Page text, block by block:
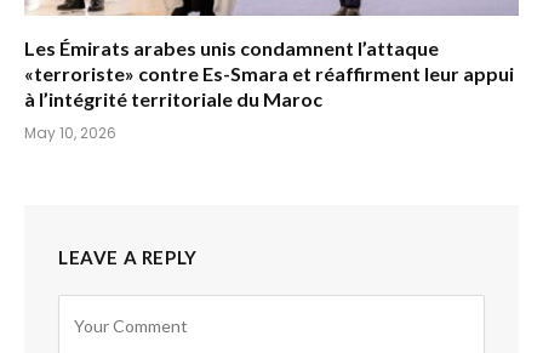
Les Émirats arabes unis condamnent l’attaque
«terroriste» contre Es-Smara et réaffirment leur appui
à l’intégrité territoriale du Maroc
May 10, 2026
LEAVE A REPLY